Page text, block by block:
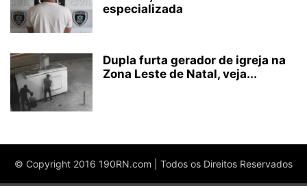
especializada
Dupla furta gerador de igreja na
Zona Leste de Natal, veja...
© Copyright 2016 190RN.com | Todos os Direitos Reservados